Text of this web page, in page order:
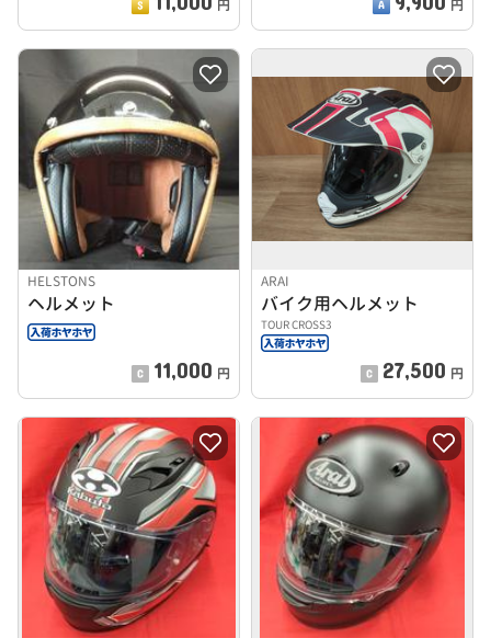
円 円
HELSTONS
ヘルメット
11,000 円
ARAI
バイク用ヘルメット
TOUR CROSS3
27,500 円